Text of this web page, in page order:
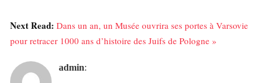
Next Read: Dans un an, un Musée ouvrira ses portes à Varsovie
pour retracer 1000 ans d’histoire des Juifs de Pologne »
admin: